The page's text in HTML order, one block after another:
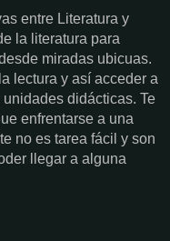
entre Literatura y
la literatura para
miradas ubicuas.
lectura y así acceder a
didácticas. Te
enfrentarse a una
no es tarea fácil y son
llegar a alguna